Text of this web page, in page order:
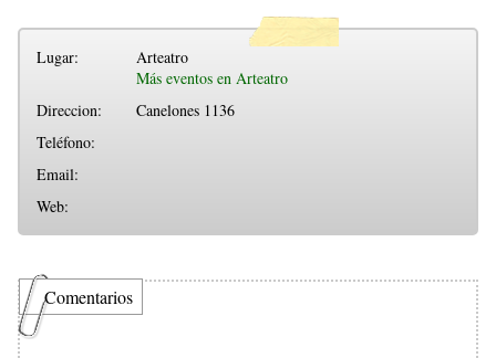
Lugar:
Arteatro
Más eventos en Arteatro
Direccion:
Canelones 1136
Teléfono:
Email:
Web:
Comentarios